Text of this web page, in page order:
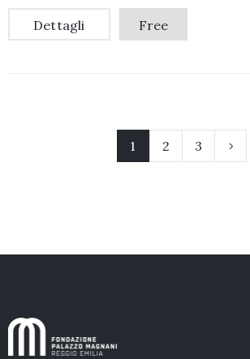
Dettagli Free
1 2 3